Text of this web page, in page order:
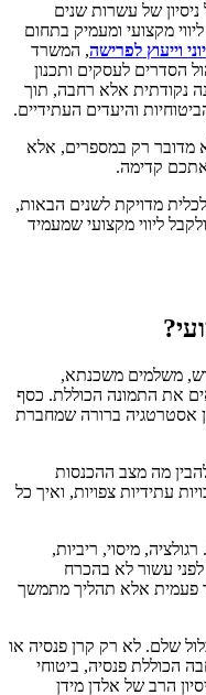
של עשרות שנים
מקצועי ומעמיק בתחום
וייעוץ לפרישה, המשרד
הסדרים לעסקים ותכנון
נקודתית אלא רחבה, תוך
והיעדים העתידיים.
מדובר רק במספרים, אלא
קדימה.
מדויקת לשנים הבאות,
ליווי מקצועי שמעמיד
משלמים משכנתא,
את התמונה הכוללת. כסף
אסטרטגיה ברורה שמחברת
מה מצב ההכנסות
עתידיות צפויות, ואיך כל
מיסוי, ריביות,
עשור לא בהכרח
פעמית אלא תהליך מתמשך
שלם. לא רק קרן פנסיה או
הכוללת פנסיה, ביטוחי
הרב של אלדן מידן